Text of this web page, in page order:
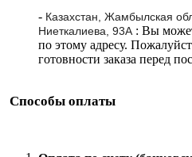
- Казахстан, Жамбылская
Ниеткалиева, 93А : Вы
по этому адресу.
готовности заказа перед
Способы оплаты